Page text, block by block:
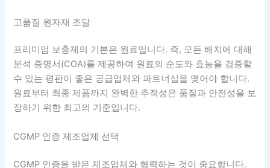
고품질 원자재 조달
프리미엄 보충제의 기본은 원료입니다. 즉, 모든 배치에 대해
분석 증명서(COA)를 제공하여 원료의 순도와 효능을 검증할
수 있는 평판이 좋은 공급업체와 파트너십을 맺어야 합니다.
원료부터 최종 제품까지 완벽한 추적성은 품질과 안전성을 보
장하기 위한 최고의 기준입니다.
CGMP 인증 제조업체 선택
CGMP 인증을 받은 제조업체와 협력하는 것이 중요합니다.